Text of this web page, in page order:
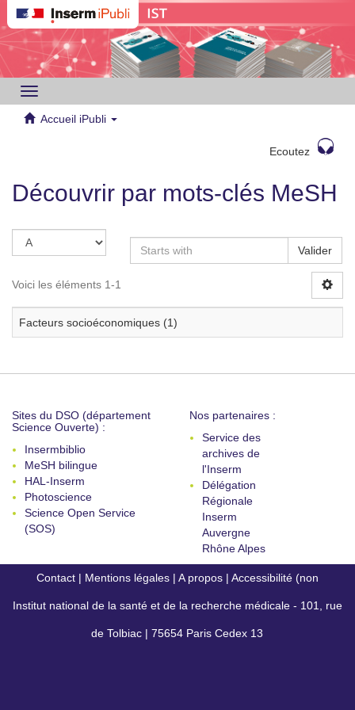
Toggle
navigation
Accueil iPubli
Ecoutez
Découvrir par mots-clés MeSH
Valider
Voici les éléments 1-1
Facteurs socioéconomiques (1)
Sites du DSO (département
Science Ouverte) :
Insermbiblio
MeSH bilingue
HAL-Inserm
Photoscience
Science Open Service
(SOS)
Nos partenaires :
Service des
archives de
l'Inserm
Délégation
Régionale
Inserm
Auvergne
Rhône Alpes
Contact | Mentions légales | A propos | Accessibilité (non
conforme)
Institut national de la santé et de la recherche médicale - 101, rue
de Tolbiac | 75654 Paris Cedex 13